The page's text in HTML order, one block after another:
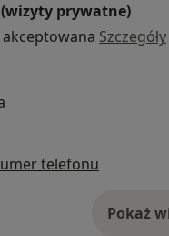
prywatne)
akceptowana Szczegóły
telefonu
Pokażo